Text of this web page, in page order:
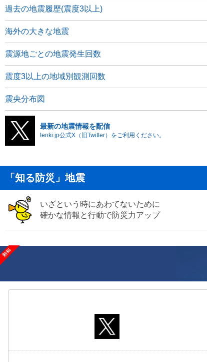
過去の地震履歴(震度3以上)
海外の大きな地震
震源地ごとの地震発生回数
震度3以上の地域別観測回数
震央分布図
最新の地震情報を配信
tenki.jp公式X（旧Twitter）をご利用ください。
「知る防災」地震
いざという時にあわてないために
確かな情報と行動で防災力アップ